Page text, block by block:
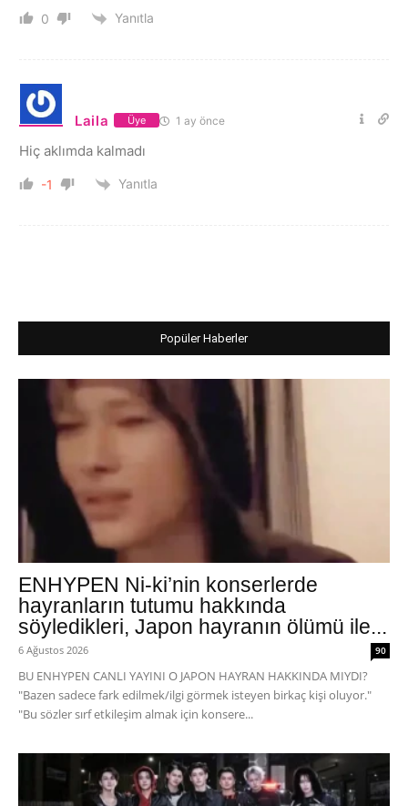
0 Yanıtla
Laila Üye 1 ay önce
Hiç aklımda kalmadı
-1 Yanıtla
Popüler Haberler
ENHYPEN Ni-ki’nin konserlerde
hayranların tutumu hakkında
söyledikleri, Japon hayranın ölümü ile...
6 Ağustos 2026 90
BU ENHYPEN CANLI YAYINI O JAPON HAYRAN HAKKINDA MIYDI?
"Bazen sadece fark edilmek/ilgi görmek isteyen birkaç kişi oluyor."
"Bu sözler sırf etkileşim almak için konsere...